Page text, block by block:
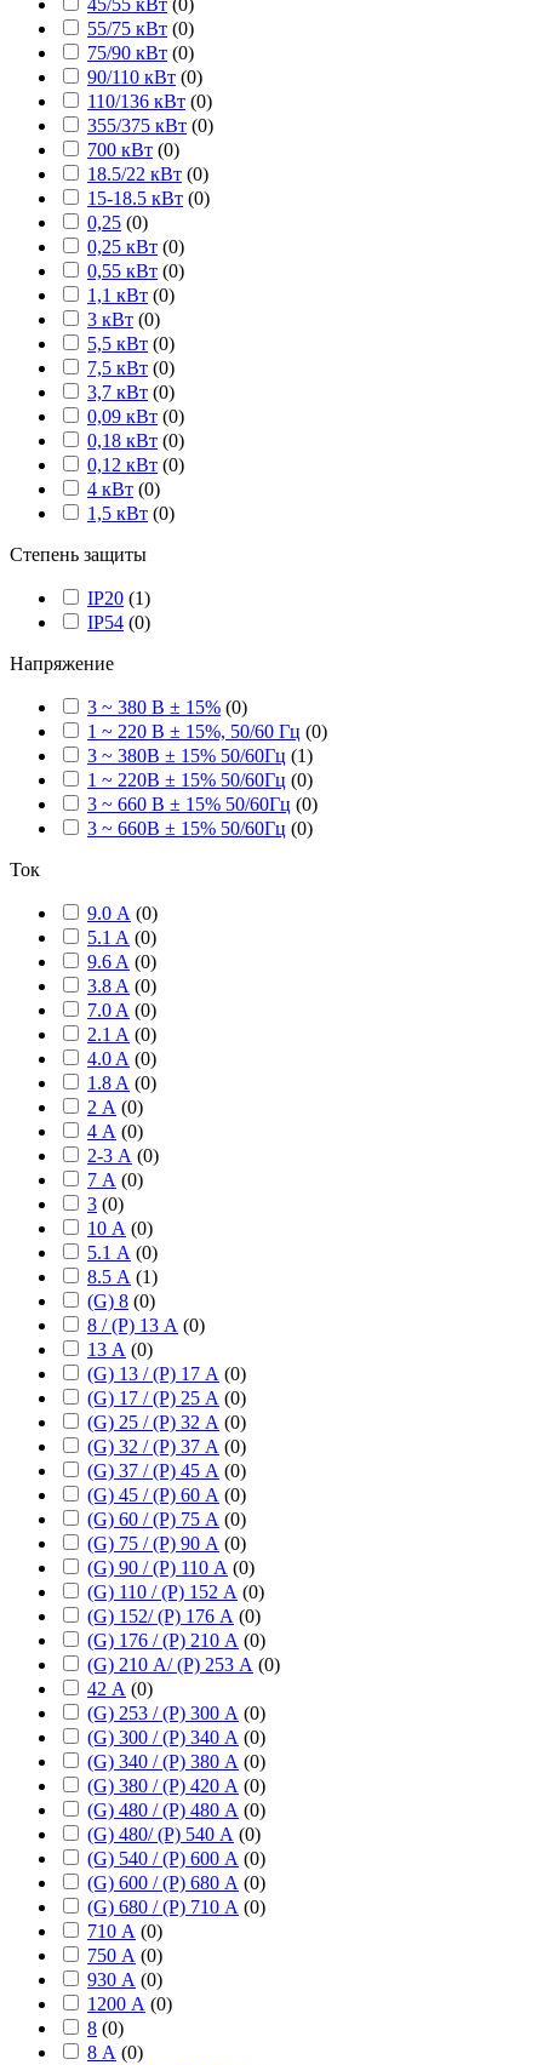
45/55 кВт (0)
55/75 кВт (0)
75/90 кВт (0)
90/110 кВт (0)
110/136 кВт (0)
355/375 кВт (0)
700 кВт (0)
18.5/22 кВт (0)
15-18.5 кВт (0)
0,25 (0)
0,25 кВт (0)
0,55 кВт (0)
1,1 кВт (0)
3 кВт (0)
5,5 кВт (0)
7,5 кВт (0)
3,7 кВт (0)
0,09 кВт (0)
0,18 кВт (0)
0,12 кВт (0)
4 кВт (0)
1,5 кВт (0)
Степень защиты
IP20 (1)
IP54 (0)
Напряжение
3 ~ 380 В ± 15% (0)
1 ~ 220 В ± 15%, 50/60 Гц (0)
3 ~ 380В ± 15% 50/60Гц (1)
1 ~ 220В ± 15% 50/60Гц (0)
3 ~ 660 В ± 15% 50/60Гц (0)
3 ~ 660В ± 15% 50/60Гц (0)
Ток
9.0 А (0)
5.1 A (0)
9.6 A (0)
3.8 A (0)
7.0 A (0)
2.1 A (0)
4.0 A (0)
1.8 A (0)
2 А (0)
4 А (0)
2-3 А (0)
7 А (0)
3 (0)
10 А (0)
5.1 А (0)
8.5 А (1)
(G) 8 (0)
8 / (P) 13 А (0)
13 А (0)
(G) 13 / (P) 17 А (0)
(G) 17 / (P) 25 А (0)
(G) 25 / (P) 32 А (0)
(G) 32 / (P) 37 А (0)
(G) 37 / (P) 45 А (0)
(G) 45 / (P) 60 А (0)
(G) 60 / (P) 75 А (0)
(G) 75 / (P) 90 А (0)
(G) 90 / (P) 110 А (0)
(G) 110 / (P) 152 А (0)
(G) 152/ (P) 176 А (0)
(G) 176 / (P) 210 А (0)
(G) 210 А/ (P) 253 А (0)
42 А (0)
(G) 253 / (P) 300 А (0)
(G) 300 / (P) 340 А (0)
(G) 340 / (P) 380 А (0)
(G) 380 / (P) 420 А (0)
(G) 480 / (P) 480 А (0)
(G) 480/ (P) 540 А (0)
(G) 540 / (P) 600 А (0)
(G) 600 / (P) 680 А (0)
(G) 680 / (P) 710 А (0)
710 А (0)
750 А (0)
930 А (0)
1200 А (0)
8 (0)
8 А (0)